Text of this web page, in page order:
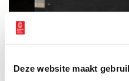
Deze website maakt